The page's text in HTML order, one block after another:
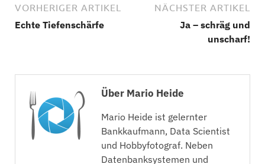
VORHERIGER ARTIKEL
Echte Tiefenschärfe
NÄCHSTER ARTIKEL
Ja – schräg und
unscharf!
Über Mario Heide
Mario Heide ist gelernter
Bankkaufmann, Data Scientist
und Hobbyfotograf. Neben
Datenbanksystemen und